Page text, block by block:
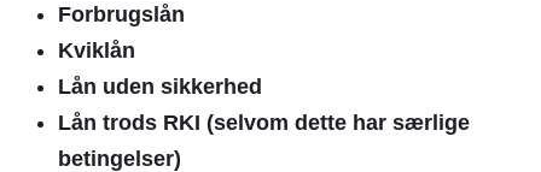
Forbrugslån
Kviklån
Lån uden sikkerhed
Lån trods RKI (selvom dette har særlige
betingelser)